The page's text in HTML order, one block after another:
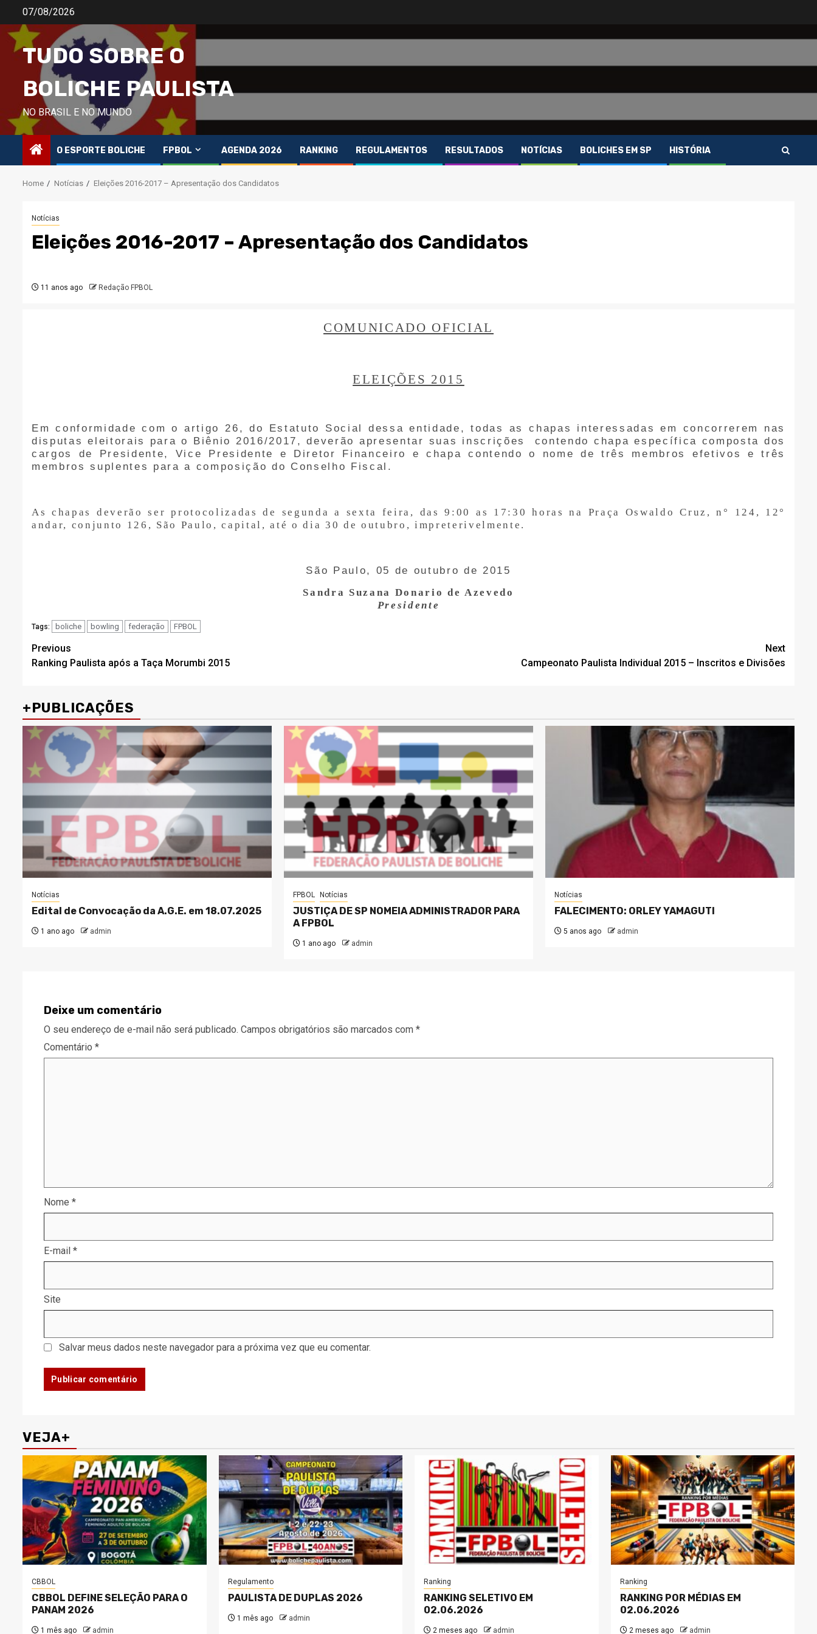
content
07/08/2026
TUDO SOBRE O
BOLICHE PAULISTA
NO BRASIL E NO MUNDO
O ESPORTE BOLICHE FPBOL AGENDA 2026 RANKING REGULAMENTOS RESULTADOS NOTÍCIAS BOLICHES EM SP HISTÓRIA
Home Notícias Eleições 2016-2017 – Apresentação dos Candidatos
Notícias
Eleições 2016-2017 – Apresentação dos Candidatos
11 anos ago Redação FPBOL
COMUNICADO OFICIAL
ELEIÇÕES 2015
Em conformidade com o artigo 26, do Estatuto Social dessa entidade, todas as chapas interessadas em concorrerem nas
disputas eleitorais para o Biênio 2016/2017, deverão apresentar suas inscrições
contendo chapa específica composta dos
cargos de Presidente, Vice Presidente e Diretor Financeiro e chapa contendo o nome de três membros efetivos e três
membros suplentes para a composição do Conselho Fiscal.
As chapas deverão ser protocolizadas de segunda a sexta feira, das 9:00 as 17:30 horas na Praça Oswaldo Cruz, n° 124, 12°
andar, conjunto 126, São Paulo, capital, até o dia 30 de outubro, impreterivelmente.
São Paulo, 05 de outubro de 2015
Sandra Suzana Donario de Azevedo
Presidente
Tags: boliche bowling federação FPBOL
Post
navigation
Previous
Ranking Paulista após a Taça Morumbi 2015
Next
Campeonato Paulista Individual 2015 – Inscritos e Divisões
+PUBLICAÇÕES
Notícias
Edital de Convocação da A.G.E. em 18.07.2025
1 ano ago admin
FPBOL Notícias
JUSTIÇA DE SP NOMEIA ADMINISTRADOR PARA
A FPBOL
1 ano ago admin
Notícias
FALECIMENTO: ORLEY YAMAGUTI
5 anos ago admin
Deixe um comentário
O seu endereço de e-mail não será publicado. Campos obrigatórios são marcados com *
Comentário *
Nome *
E-mail *
Site
Salvar meus dados neste navegador para a próxima vez que eu comentar.
VEJA+
CBBOL
CBBOL DEFINE SELEÇÃO PARA O
PANAM 2026
1 mês ago admin
Regulamento
PAULISTA DE DUPLAS 2026
1 mês ago admin
Ranking
RANKING SELETIVO EM
02.06.2026
2 meses ago admin
Ranking
RANKING POR MÉDIAS EM
02.06.2026
2 meses ago admin